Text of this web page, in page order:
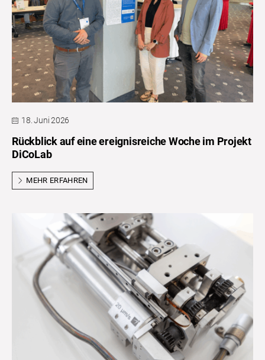
18. Juni 2026
Rückblick auf eine ereignisreiche Woche im Projekt
DiCoLab
MEHR ERFAHREN